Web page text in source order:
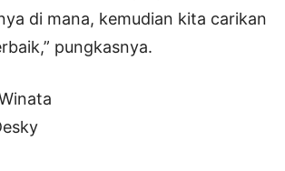
di mana, kemudian kita carikan
pungkasnya.